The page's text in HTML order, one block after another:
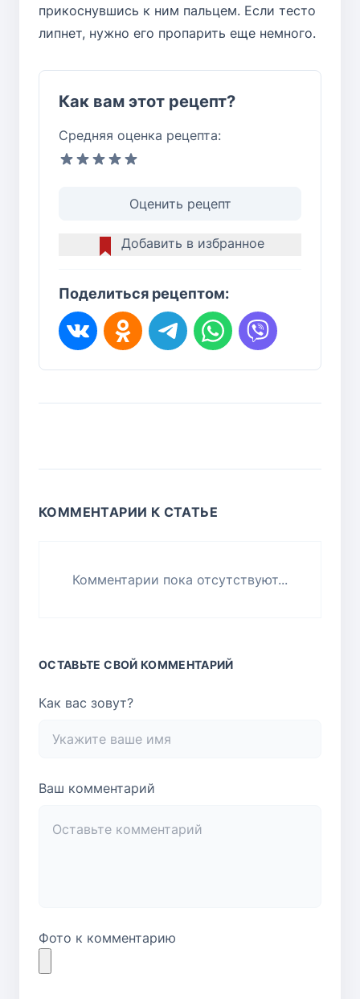
прикоснувшись к ним пальцем. Если тесто
липнет, нужно его пропарить еще немного.
Как вам этот рецепт?
Средняя оценка рецепта:
Оценить рецепт
Добавить в избранное
Поделиться рецептом:
КОММЕНТАРИИ К СТАТЬЕ
Комментарии пока отсутствуют...
ОСТАВЬТЕ СВОЙ КОММЕНТАРИЙ
Как вас зовут?
Ваш комментарий
Фото к комментарию